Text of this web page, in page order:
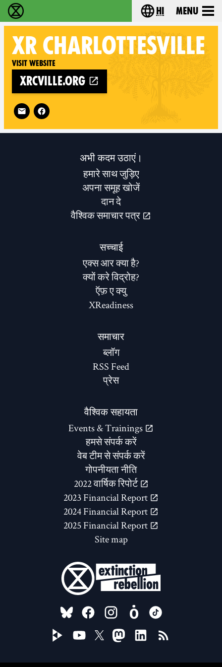
विलुप्ति विद्रोह - Home Choose your
hi Menu
XR CHARLOTTESVILLE
Visit website
xrcville.org
Follow XR Charlottesville on
अभी कदम उठाएं।
हमारे साथ जुड़िए
अपना समूह खोजें
दान दे
वैश्विक समाचार पत्र
सच्चाई
एक्स आर क्या है?
क्यों करे विद्रोह?
ऍफ़ ए क्यु
XReadiness
समाचार
ब्लॉग
RSS Feed
प्रेस
वैश्विक सहायता
Events & Trainings
हमसे संपर्क करें
वेब टीम से संपर्क करें
गोपनीयता नीति
2022 वार्षिक रिपोर्ट
2023 Financial Report
2024 Financial Report
2025 Financial Report
Site map
FOLLOW US ON